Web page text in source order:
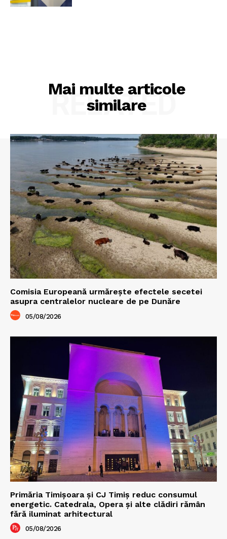
Mai multe articole
similare
RELATED
Comisia Europeană urmărește efectele secetei
asupra centralelor nucleare de pe Dunăre
05/08/2026
Primăria Timișoara şi CJ Timiș reduc consumul
energetic. Catedrala, Opera şi alte clădiri rămân
fără iluminat arhitectural
05/08/2026